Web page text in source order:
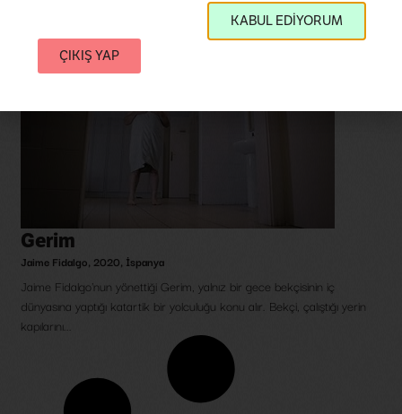
Gerim
Jaime Fidalgo, 2020, İspanya
Jaime Fidalgo'nun yönettiği Gerim, yalnız bir gece bekçisinin iç
dünyasına yaptığı katartik bir yolculuğu konu alır. Bekçi, çalıştığı yerin
kapılarını...
KABUL EDİYORUM
ÇIKIŞ YAP